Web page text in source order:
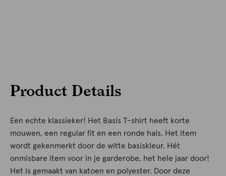
Product Details
Een echte klassieker! Het Basis T-shirt heeft korte
mouwen, een regular fit en een ronde hals. Het item
wordt gekenmerkt door de witte basiskleur. Hét
onmisbare item voor in je garderobe, het hele jaar door!
Het is gemaakt van katoen en polyester. Door deze